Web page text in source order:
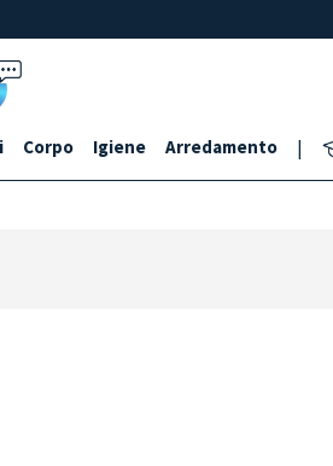
Corpo Igiene Arredamento |